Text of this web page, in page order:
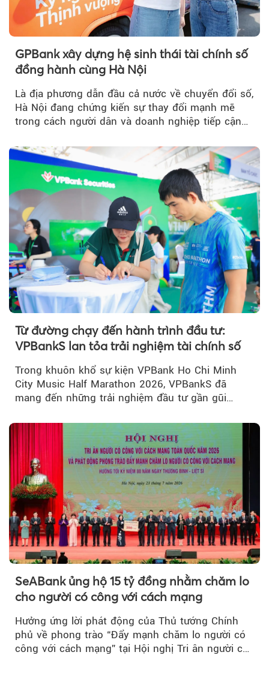
GPBank xây dựng hệ sinh thái tài chính số
đồng hành cùng Hà Nội
Là địa phương dẫn đầu cả nước về chuyển đổi số,
Hà Nội đang chứng kiến sự thay đổi mạnh mẽ
trong cách người dân và doanh nghiệp tiếp cận
Từ đường chạy đến hành trình đầu tư:
VPBankS lan tỏa trải nghiệm tài chính số
Trong khuôn khổ sự kiện VPBank Ho Chi Minh
City Music Half Marathon 2026, VPBankS đã
mang đến những trải nghiệm đầu tư gần gũi
SeABank ủng hộ 15 tỷ đồng nhằm chăm lo
cho người có công với cách mạng
Hưởng ứng lời phát động của Thủ tướng Chính
phủ về phong trào “Đẩy mạnh chăm lo người có
công với cách mạng” tại Hội nghị Tri ân người có